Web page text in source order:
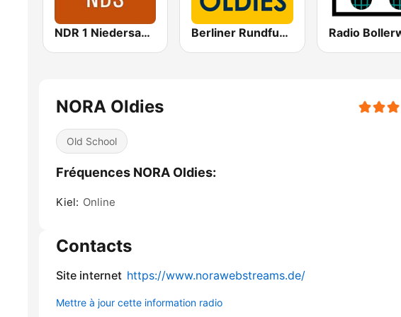
NDR 1 Niedersachsen Berliner Rundfunk Oldies
NORA Oldies
Old School
Fréquences NORA Oldies:
Kiel: Online
Contacts
Site internet https://www.norawebstreams.de/
Mettre à jour cette information radio